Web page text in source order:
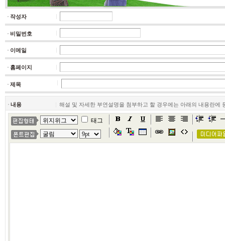
작성자
비밀번호
이메일
홈페이지
제목
내용 해설 및 자세한 부연설명을 첨부하고 할 경우에는 아래의 내용란에